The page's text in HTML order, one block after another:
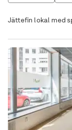
Jättefin lokal med